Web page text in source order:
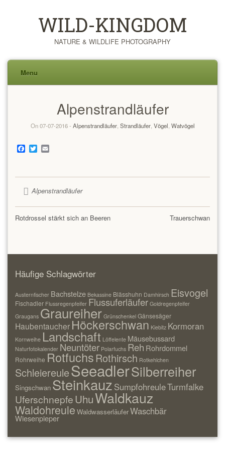
WILD-KINGDOM
NATURE & WILDLIFE PHOTOGRAPHY
Menu
Alpenstrandläufer
On 07-07-2016 - Alpenstrandläufer, Strandläufer, Vögel Watvögel
Facebook
TwitterEmail
Alpenstrandläufer
Trauerschwan
Rotdrossel stärkt sich an Beeren
Häufige Schlagwörter
Austernfischer Bachstelze Bekassine Blässhuhn Damhirsch Eisvogel
Fischadler Flussregenpfeifer Flussuferläufer Goldregenpfeifer
Graugans Graureiher Grünschenkel Gänsesäger
Haubentaucher Höckerschwan Kiebitz Kormoran
Kornweihe Landschaft Löffelente Mäusebussard
Naturfotokalender Neuntöter Polarfuchs Reh Rohrdommel
Rohrweihe Rotfuchs Rothirsch Rotkehlchen
SchleiereuleSeeadlerSilberreiher
Singschwan Steinkauz SumpfohreuleTurmfalke
UferschnepfeUhuWaldkauz
Waldohreule WaldwasserläuferWaschbär
Wiesenpieper